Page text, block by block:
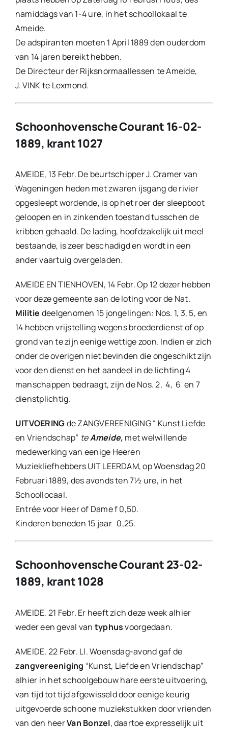
namiddags van 1-4 ure, in het schoollokaal te
Ameide.
De adspiranten moeten 1 April 1889 den ouderdom
van 14 jaren bereikt hebben.
De Directeur der Rijksnormaallessen te Ameide,
J. VINK te Lexmond.
Schoonhovensche Courant 16-02-
1889, krant 1027
AMEIDE, 13 Febr. De beurtschipper J. Cramer van
Wageningen heden met zwaren ijsgang de rivier
opgesleept wordende, is op het roer der sleepboot
geloopen en in zinkenden toestand tusschen de
kribben gehaald. De lading, hoofdzakelijk uit meel
bestaande, is zeer beschadigd en wordt in een
ander vaartuig overgeladen.
AMEIDE EN TIENHOVEN, 14 Febr. Op 12 dezer hebben
voor deze gemeente aan de loting voor de Nat.
Militie deelgenomen 15 jongelingen: Nos. 1, 3, 5, en
14 hebben vrijstelling wegens broederdienst of op
grond van te zijn eenige wettige zoon. Indien er zich
onder de overigen niet bevinden die ongeschikt zijn
voor den dienst en het aandeel in de lichting 4
manschappen bedraagt, zijn de Nos. 2, 4, 6 en 7
dienstplichtig.
UITVOERINGde ZANGVEREENIGING “ Kunst Liefde
en Vriendschap” teAmeide, met welwillende
medewerking van eenige Heeren
Muziekliefhebbers UIT LEERDAM, op Woensdag 20
Februari 1889, des avonds ten 7½ ure, in het
Schoollocaal.
Entrée voor Heer of Dame f 0,50.
Kinderen beneden 15 jaar 0,25.
Schoonhovensche Courant 23-02-
1889, krant 1028
AMEIDE, 21 Febr. Er heeft zich deze week alhier
weder een geval van typhusvoorgedaan.
AMEIDE, 22 Febr. Ll. Woensdag-avond gaf de
zangvereeniging “Kunst, Liefde en Vriendschap”
alhier in het schoolgebouw hare eerste uitvoering,
van tijd tot tijd afgewisseld door eenige keurig
uitgevoerde schoone muziekstukken door vrienden
van den heerVan Bonzel, daartoe expresselijk uit